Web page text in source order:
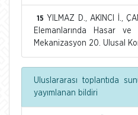
15 YILMAZ D., AKINCI İ.,
Elemanlarında Hasar ve
Mekanizasyon 20. Ulusal
Uluslararası toplantıda
yayımlanan bildiri